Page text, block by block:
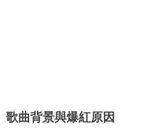
歌曲背景與爆紅原因